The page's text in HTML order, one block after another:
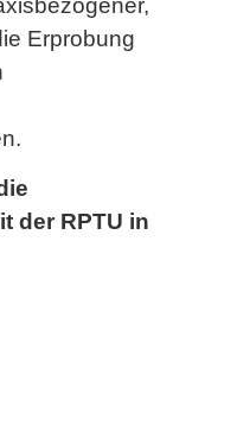
Erprobung
der RPTU in